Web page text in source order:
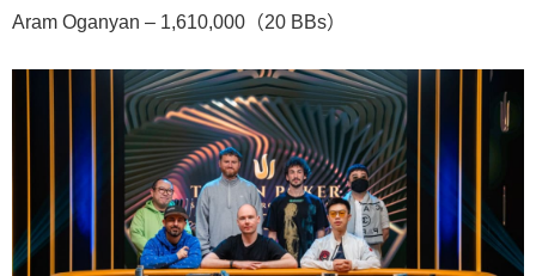
Aram Oganyan – 1,610,000（20 BBs）